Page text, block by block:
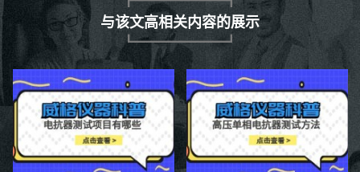
与该文高相关内容的展示